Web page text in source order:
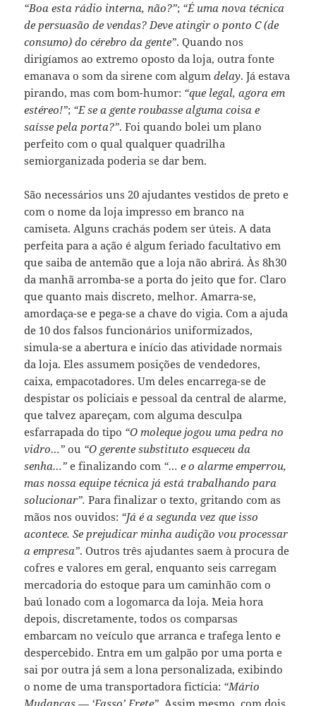
“Boa esta rádio interna, não?”; “É uma nova técnica
de persuasão de vendas? Deve atingir o ponto C (de
consumo) do cérebro da gente”. Quando nos
dirigíamos ao extremo oposto da loja, outra fonte
emanava o som da sirene com algumdelay. Já estava
pirando, mas com bom-humor: “que legal, agora em
estéreo!”; “E se a gente roubasse alguma coisa e
saísse pela porta?”. Foi quando bolei um plano
perfeito com o qual qualquer quadrilha
semiorganizada poderia se dar bem.
São necessários uns 20 ajudantes vestidos de preto e
com o nome da loja impresso em branco na
camiseta. Alguns crachás podem ser úteis. A data
perfeita para a ação é algum feriado facultativo em
que saiba de antemão que a loja não abrirá. Às 8h30
da manhã arromba-se a porta do jeito que for. Claro
que quanto mais discreto, melhor. Amarra-se,
amordaça-se e pega-se a chave do vigia. Com a ajuda
de 10 dos falsos funcionários uniformizados,
simula-se a abertura e início das atividade normais
da loja. Eles assumem posições de vendedores,
caixa, empacotadores. Um deles encarrega-se de
despistar os policiais e pessoal da central de alarme,
que talvez apareçam, com alguma desculpa
esfarrapada do tipo “O moleque jogou uma pedra no
vidro…” ou “O gerente substituto esqueceu da
senha…” e finalizando com “… e o alarme emperrou,
mas nossa equipe técnica já está trabalhando para
solucionar”. Para finalizar o texto, gritando com as
mãos nos ouvidos: “Já é a segunda vez que isso
acontece. Se prejudicar minha audição vou processar
a empresa”. Outros três ajudantes saem à procura de
cofres e valores em geral, enquanto seis carregam
mercadoria do estoque para um caminhão com o
baú lonado com a logomarca da loja. Meia hora
depois, discretamente, todos os comparsas
embarcam no veículo que arranca e trafega lento e
despercebido. Entra em um galpão por uma porta e
sai por outra já sem a lona personalizada, exibindo
o nome de uma transportadora fictícia: “Mário